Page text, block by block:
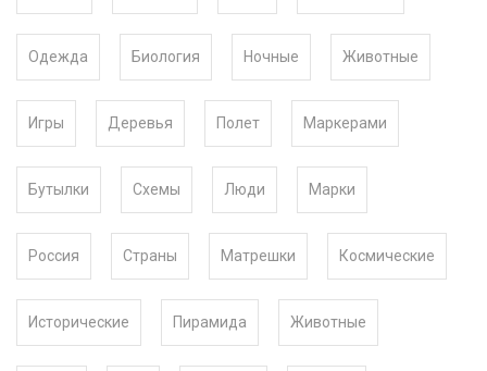
Одежда Биология Ночные Животные
Игры Деревья Полет Маркерами
Бутылки Схемы Люди Марки
Россия Страны Матрешки Космические
Исторические Пирамида Животные